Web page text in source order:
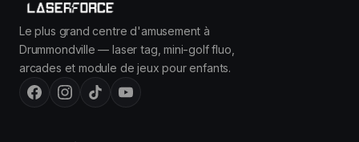
Le plus grand centre d'amusement à
Drummondville — laser tag, mini-golf fluo,
arcades et module de jeux pour enfants.